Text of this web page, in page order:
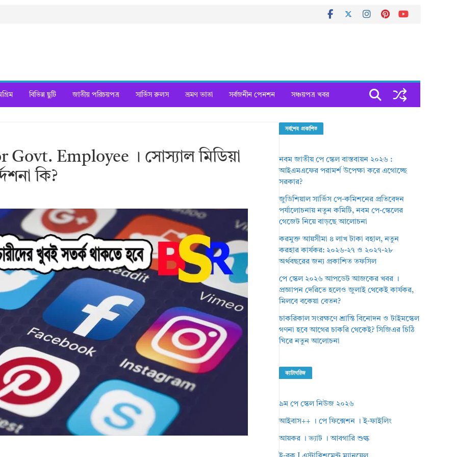
বিভিন্ন ছুটি জাতীয় পরিচয়পত্র সার্ভিস রুলস ভ্রমণ ভাতা সর্বজনীন পেনশন সঞ্চয়পত্র খবর
Employee । সোস্যাল মিডিয়া
কি?
সর্বশেষ প্রকাশিত
নবম জাতীয় পে স্কেল বাস্তবায়ন ২০২৬ :
আইএমএফের পরামর্শ উপেক্ষা করে এগোচ্ছে
সরকার?
জুডিশিয়াল সার্ভিস পে-কমিশনের প্রতিবেদন
পর্যালোচনায় নতুন কমিটি, নবম পে-স্কেলের
গেজেট নিয়ে বাড়ছে আলোচনা
করমুক্ত আয়সীমা ৪ লাখ টাকা বহাল, নতুন
করহার কার্যকর: ২০২৬-২৭ ও ২০২৭-২৮
অর্থবছরের জন্য প্রকাশিত তফসিল
পে স্কেল ২০২৬ আপডেট আজকের খবর ।
প্রজ্ঞাপন দেরিতে হলেও জুলাই থেকেই কার্যকর,
মিলবে বকেয়া বেতন?
চাকরিকাল সংরক্ষণে শ্রান্তি বিনোদন ও টাইমস্কেল
গণনা হবে আগের চাকরি থেকেই? সিজিএর চিঠি
ঘিরে নতুন আলোচনা
ক্যাটাগরিজ
৯ম পে স্কেল নিউজ ২০২৬
আইবাস++ । পে ফিক্সেশন । ই-ফাইলিং
আয়কর । ভ্যাট । আবগারি শুল্ক